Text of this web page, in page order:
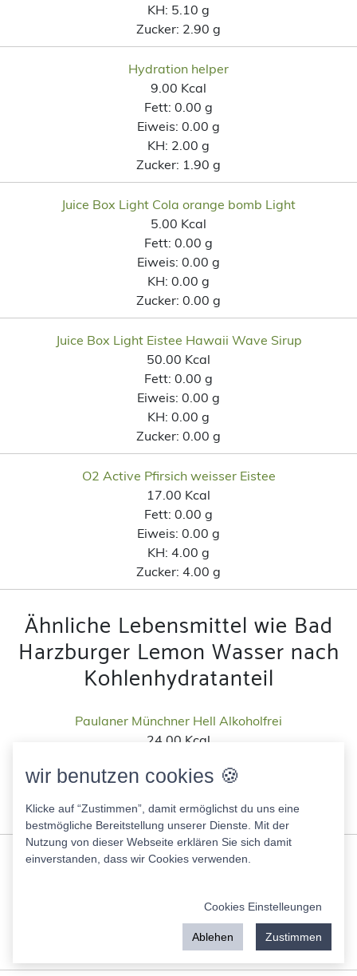
KH: 5.10 g
Zucker: 2.90 g
Hydration helper
9.00 Kcal
Fett: 0.00 g
Eiweis: 0.00 g
KH: 2.00 g
Zucker: 1.90 g
Juice Box Light Cola orange bomb Light
5.00 Kcal
Fett: 0.00 g
Eiweis: 0.00 g
KH: 0.00 g
Zucker: 0.00 g
Juice Box Light Eistee Hawaii Wave Sirup
50.00 Kcal
Fett: 0.00 g
Eiweis: 0.00 g
KH: 0.00 g
Zucker: 0.00 g
O2 Active Pfirsich weisser Eistee
17.00 Kcal
Fett: 0.00 g
Eiweis: 0.00 g
KH: 4.00 g
Zucker: 4.00 g
Ähnliche Lebensmittel wie Bad
Harzburger Lemon Wasser nach
Kohlenhydratanteil
Paulaner Münchner Hell Alkoholfrei
24.00 Kcal
Eiweis:0.00 g
Zucker:2.90 g
Hydration helper
0.00 g
2.00 g
1.90 g
wir benutzen cookies 🍪
Klicke auf “Zustimmen”, damit ermöglichst du uns eine
bestmögliche Bereitstellung unserer Dienste. Mit der
Nutzung von dieser Webseite erklären Sie sich damit
einverstanden, dass wir Cookies verwenden.
Cookies Einstelleungen
Ablehen Zustimmen